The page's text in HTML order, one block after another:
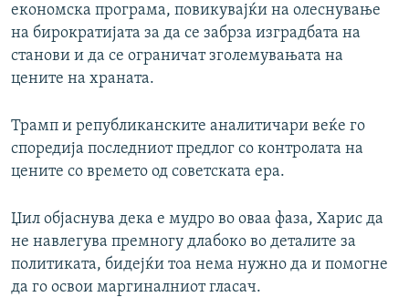
економска програма, повикувајќи на олеснување
на бирократијата за да се забрза изградбата на
станови и да се ограничат зголемувањата на
цените на храната.
Трамп и републиканските аналитичари веќе го
споредија последниот предлог со контролата на
цените со времето од советската ера.
Џил објаснува дека е мудро во оваа фаза, Харис да
не навлегува премногу длабоко во деталите за
политиката, бидејќи тоа нема нужно да и помогне
да го освои маргиналниот гласач.